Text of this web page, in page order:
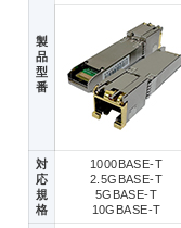
製
品
型
番
対
応
規
格
1000BASE-T
2.5GBASE-T
5GBASE-T
10GBASE-T